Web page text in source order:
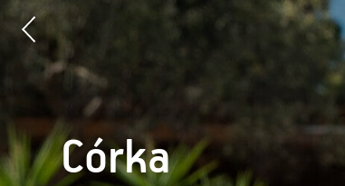
Córka